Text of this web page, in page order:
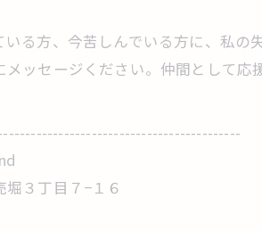
る方、今苦しんでいる方に、私の
ッセージください。仲間として応
３丁目７−１６